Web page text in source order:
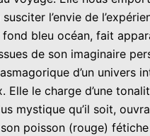
l’envie de
fond bleu océan, fait
de son imaginaire
d’un univers
Elle le charge d’une
mystique qu’il soit,
poisson (rouge)